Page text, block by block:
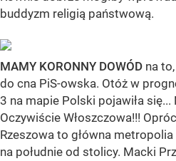
buddyzm religią państwową.
MAMY KORONNY DOWÓD na
do cna PiS-owska. Otóż w
3 na mapie Polski pojawiła się...
Oczywiście Włoszczowa!!!
Rzeszowa to główna
na południe od stolicy. Macki